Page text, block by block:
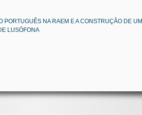
PORTUGUÊS NA RAEM E A CONSTRUÇÃO DE
LUSÓFONA